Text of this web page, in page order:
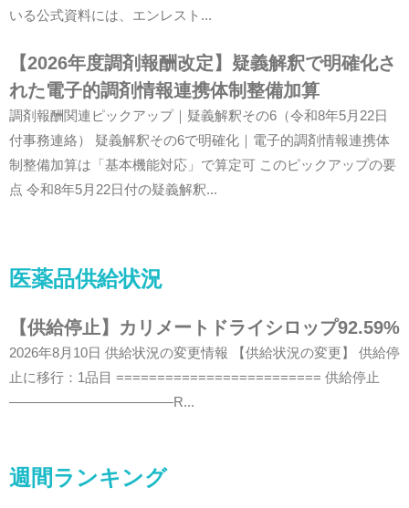
いる公式資料には、エンレスト...
【2026年度調剤報酬改定】疑義解釈で明確化さ
れた電子的調剤情報連携体制整備加算
調剤報酬関連ピックアップ｜疑義解釈その6（令和8年5月22日
付事務連絡） 疑義解釈その6で明確化｜電子的調剤情報連携体
制整備加算は「基本機能対応」で算定可 このピックアップの要
点 令和8年5月22日付の疑義解釈...
医薬品供給状況
【供給停止】カリメートドライシロップ92.59%
2026年8月10日 供給状況の変更情報 【供給状況の変更】 供給停
止に移行：1品目 ========================= 供給停止
————————————R...
週間ランキング